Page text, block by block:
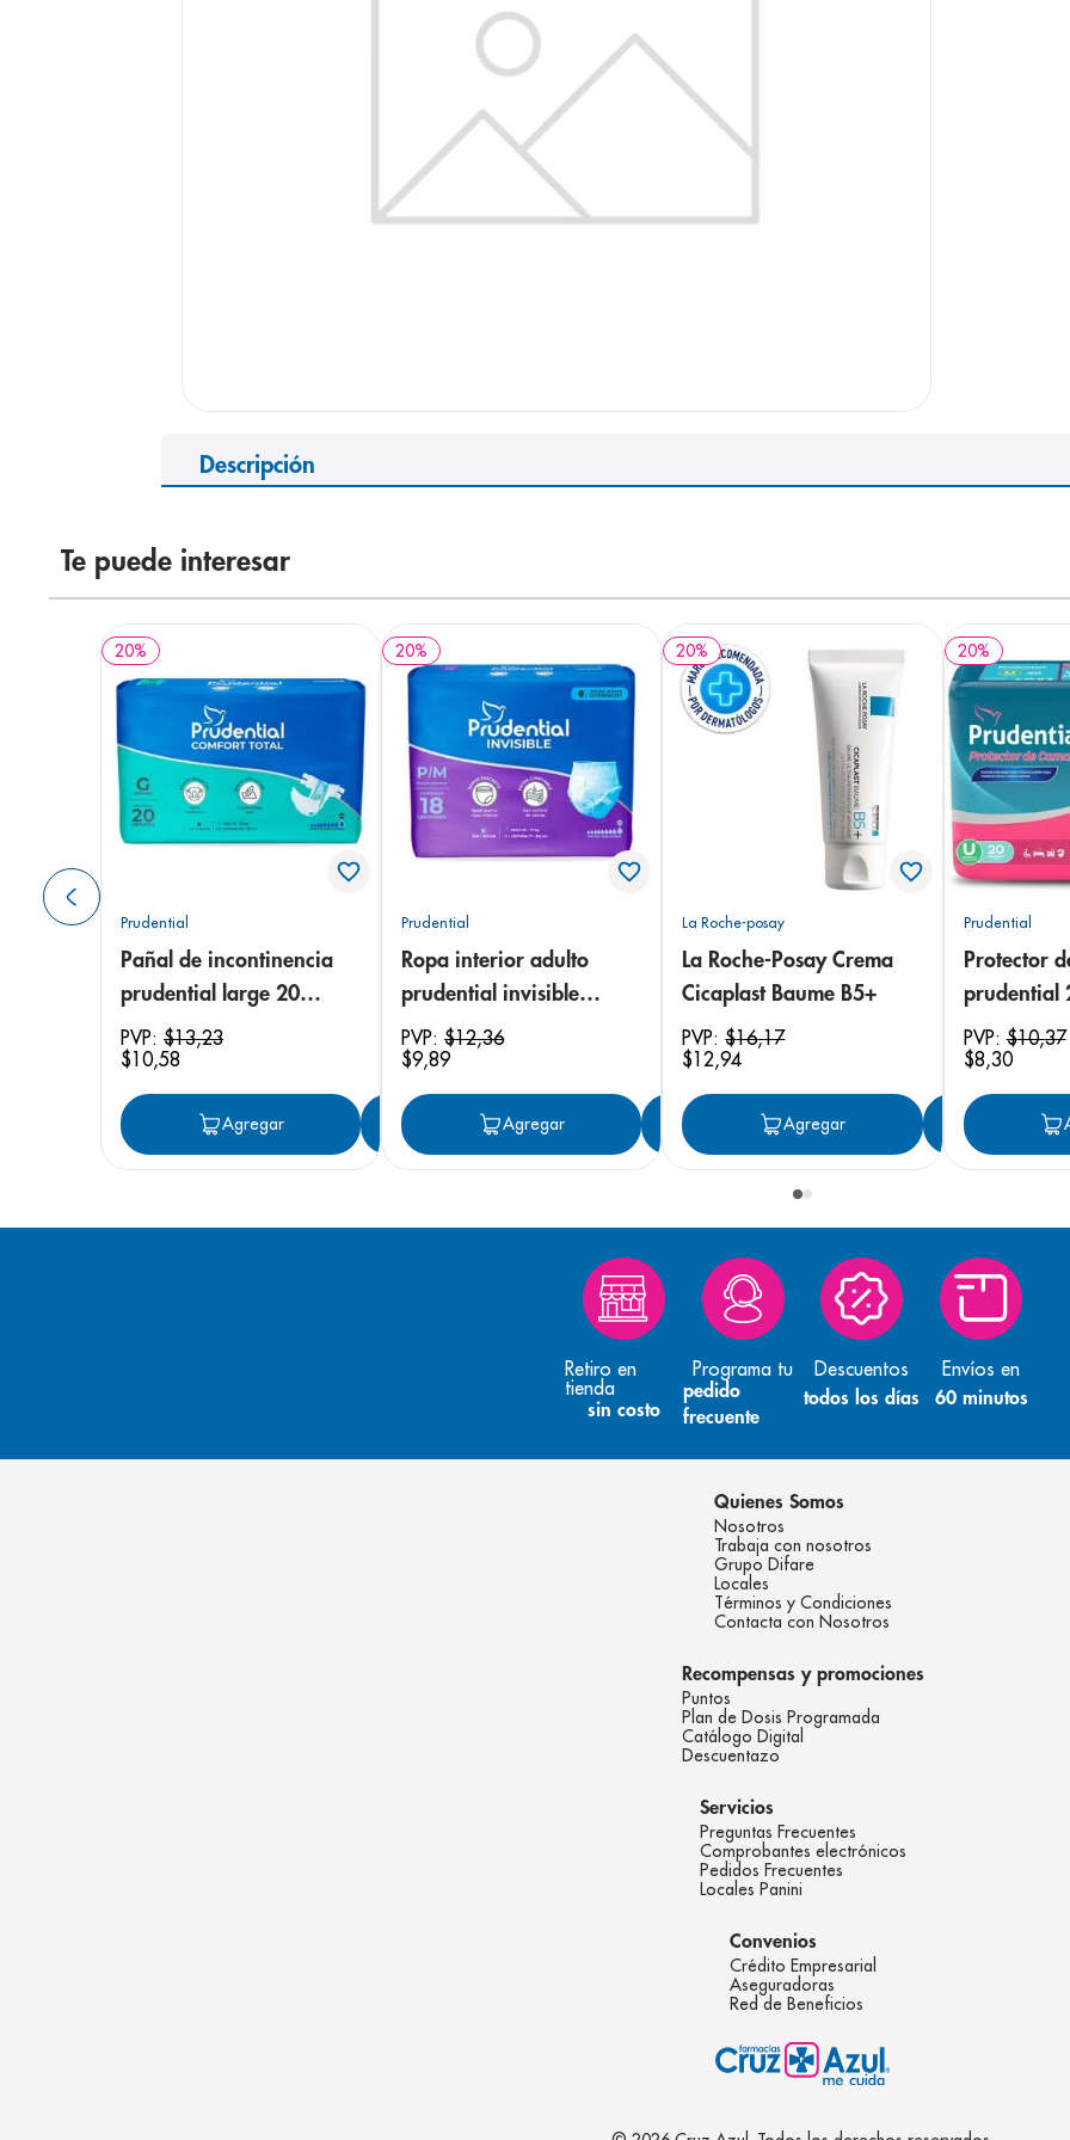
Descripción
Te puede interesar
20%
Prudential
Pañal de incontinencia
prudential large 20
unidades
PVP: $13,23
$10,58
Agregar Agregar
20%
Prudential
Ropa interior adulto
prudential invisible
small/medium 18
unidades
PVP:$12,36
$9,89
Agregar Agregar
20%
La Roche-posay
La Roche-Posay Crema
Cicaplast Baume B5+
PVP:$16,17
$12,94
Agregar
20%
Prudential
Protector
prudential
PVP:$10,37
$8,30
Retiro en
tienda
sin costo
Programa tu
pedido
frecuente
Descuentos
todos los días
Envíos en
60 minutos
Quienes Somos
Nosotros
Trabaja con nosotros
Grupo Difare
Locales
Términos y Condiciones
Contacta con Nosotros
Recompensas y promociones
Puntos
Plan de Dosis Programada
Catálogo Digital
Descuentazo
Servicios
Preguntas Frecuentes
Comprobantes electrónicos
Pedidos Frecuentes
Locales Panini
Convenios
Crédito Empresarial
Aseguradoras
Red de Beneficios